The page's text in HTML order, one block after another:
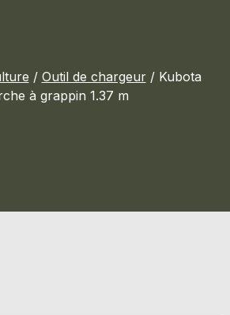
/ Outil de chargeur/ Kubota
à grappin 1.37 m